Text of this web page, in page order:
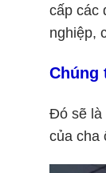
cấp các
nghiệp,
Chúng
Đó sẽ là
của cha